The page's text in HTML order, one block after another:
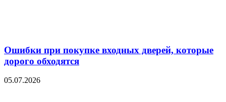
Ошибки при покупке входных дверей, которые
дорого обходятся
05.07.2026